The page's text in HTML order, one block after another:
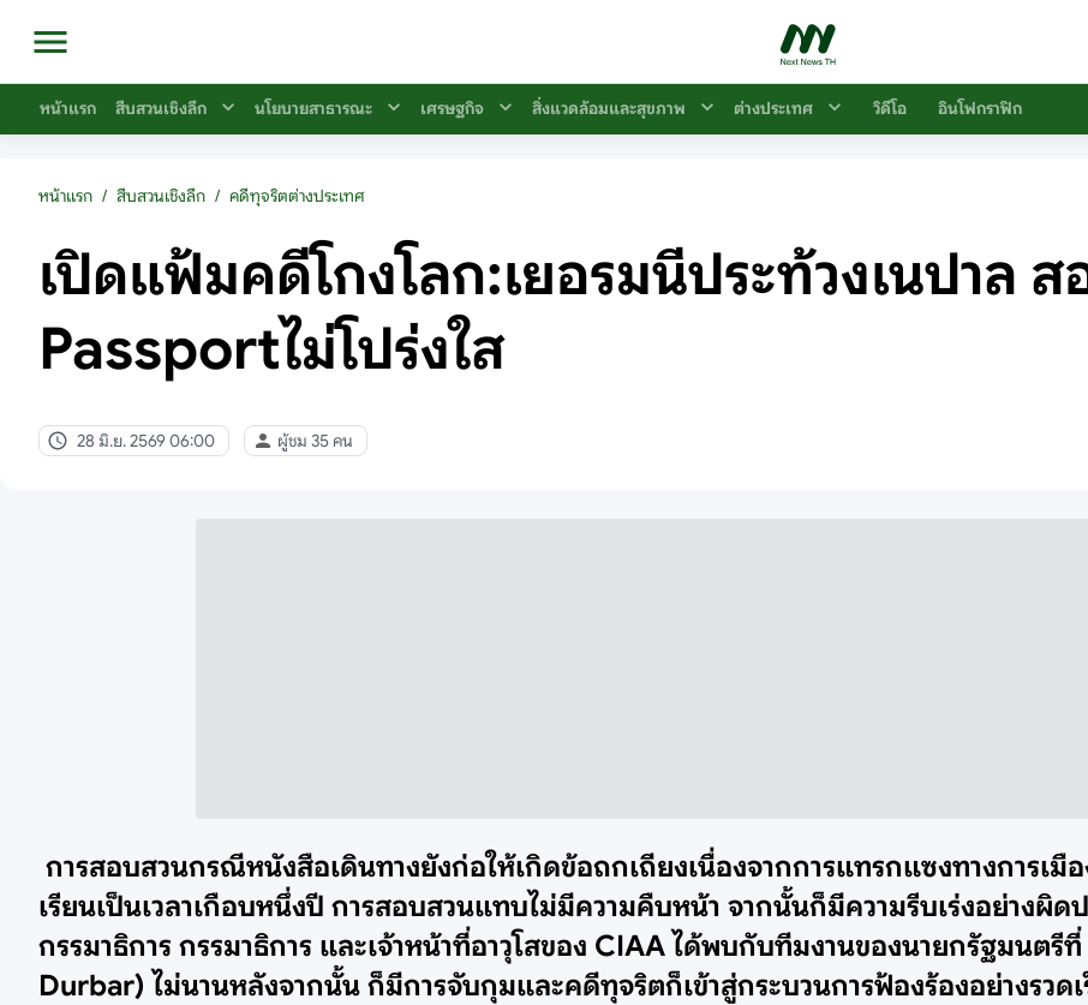
หน้าแรก สืบสวนเชิงลึก นโยบายสาธารณะ เศรษฐกิจ สิ่งแวดล้อมและสุขภาพ ต่างประเทศ วิดีโอ อินโฟกราฟิก
หน้าแรก / สืบสวนเชิงลึก / คดีทุจริตต่างประเทศ
เปิดแฟ้มคดีโกงโลก:เยอรมนีประท้วงเนปาล
Passportไม่โปร่งใส
28 มิ.ย. 2569 06:00 ผู้ชม 35 คน
การสอบสวนกรณีหนังสือเดินทางยังก่อให้เกิดข้อถกเถียงเนื่องจากการแทรกแซงทางการเมื
เรียนเป็นเวลาเกือบหนึ่งปี การสอบสวนแทบไม่มีความคืบหน้า จากนั้นก็มีความรีบเร่งอย่างผิ
กรรมาธิการ กรรมาธิการ และเจ้าหน้าที่อาวุโสของ CIAA ได้พบกับทีมงานของนายกรัฐมนตรี
Durbar) ไม่นานหลังจากนั้น ก็มีการจับกุมและคดีทุจริตก็เข้าสู่กระบวนการฟ้องร้องอย่างรวดเ